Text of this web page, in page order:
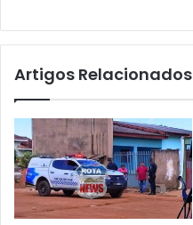
Artigos Relacionados